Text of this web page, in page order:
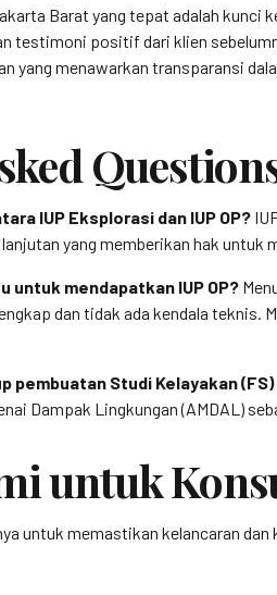
Barat yang tepat adalah
testimoni positif dari klien
yang menawarkan transparansi
IUP Eksplorasi dan IUP OP?
yang memberikan hak
untuk mendapatkan IUP OP?
dan tidak ada kendala
pembuatan Studi Kelayakan (FS)
Dampak Lingkungan (AMDAL)
untuk
untuk memastikan kelancaran